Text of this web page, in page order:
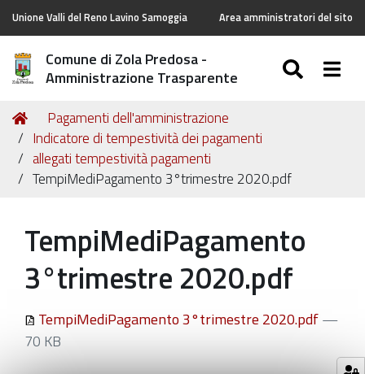
Unione Valli del Reno Lavino Samoggia Area amministratori del sito
Comune di Zola Predosa -
Amministrazione Trasparente
Tu
sei
qui:
Home
Pagamenti dell'amministrazione
Indicatore di tempestività dei pagamenti
allegati tempestività pagamenti
TempiMediPagamento 3°trimestre 2020.pdf
TempiMediPagamento
3°trimestre 2020.pdf
TempiMediPagamento 3°trimestre 2020.pdf—
70 KB